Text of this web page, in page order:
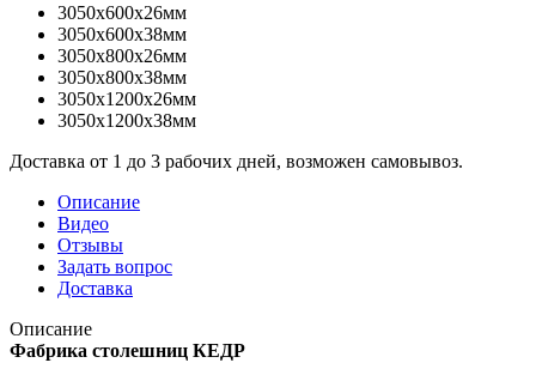
3050x600x26мм
3050x600x38мм
3050x800x26мм
3050x800x38мм
3050x1200x26мм
3050x1200x38мм
Доставка от 1 до 3 рабочих дней, возможен самовывоз.
Описание
Видео
Отзывы
Задать вопрос
Доставка
Описание
Фабрика столешниц КЕДР